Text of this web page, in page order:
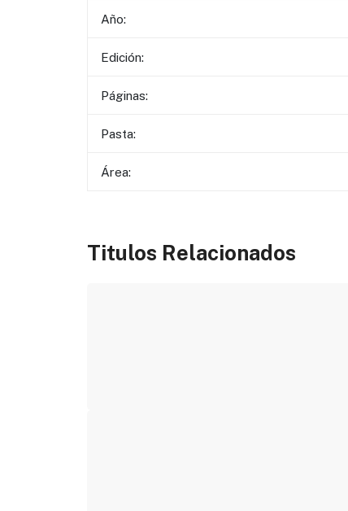
Año:
Edición:
Páginas:
Pasta:
Área:
Titulos Relacionados